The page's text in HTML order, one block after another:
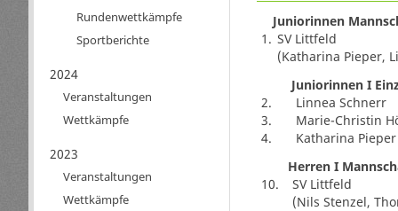
Juniorinnen
1. SV Littfeld
(Katharina Pieper,
Juniorinnen I
2.
Linnea Schnerr
3.
Marie-Christin
4.
Katharina Pieper
Herren I
10.
SV Littfeld
(Nils Stenzel,
Rundenwettkämpfe
Sportberichte
2024
Veranstaltungen
Wettkämpfe
2023
Veranstaltungen
Wettkämpfe